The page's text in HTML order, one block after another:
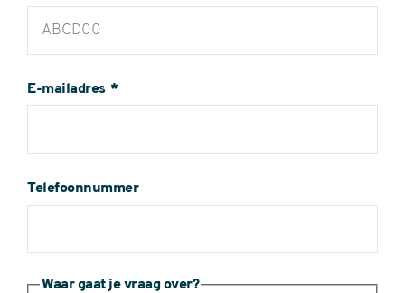
E-mailadres
Telefoonnummer
Waar gaat je vraag over?